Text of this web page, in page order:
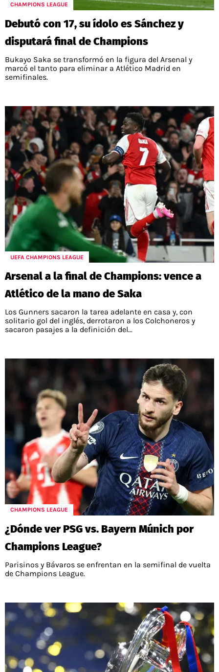
PALESTINO
UNION ESPAÑOLA
CAMPEONATO NACIONAL
GUÍAS
PRONÓSTICOS
APUESTA DEL DÍA
FÚTBOL INTERNACIONAL
COPA LIBERTADORES
COPA SUDAMERICANA
PREMIER LEAGUE
CHAMPIONS LEAGUE
EUROPA LEAGUE
SERIE A
LA LIGA
CHILENOS POR EL MUNDO
ALEXIS SANCHEZ
DAMIAN PIZARRO
MERCADO DE FICHAJES
TENIS
FEMENINO
QUIENES SOMOS
STAFF
TÉRMINOS Y CONDICIONES
AGENDA
POLÍTICAS DE PRIVACIDAD
POLÍTICA EDITORIAL
PUBLICIDAD / ADS
AD CHOICES
ENTREVISTAS
SELECCIÓN CHILENA
COLO COLO
UNIVERSIDAD DE CHILE
UNIVERSIDAD CATÓLICA
CAMPEONATO NACIONAL
RESULTADOS
TABLA DE POSICIONES
APUESTAS
Términos y Condiciones
Políticas de Privacidad
RedGol, al igual que Futbol Sites, es una
compañía perteneciente a Better Collective.
Todos los derechos reservados
CHAMPIONS LEAGUE
Debutó con 17, su ídolo es Sánchez y
disputará final de Champions
Bukayo Saka se transformó en la figura del Arsenal y
marcó el tanto para eliminar a Atlético Madrid en
semifinales.
UEFA CHAMPIONS LEAGUE
Arsenal a la final de Champions: vence a
Atlético de la mano de Saka
Los Gunners sacaron la tarea adelante en casa y, con
solitario gol del inglés, derrotaron a los Colchoneros y
sacaron pasajes a la definición del...
CHAMPIONS LEAGUE
¿Dónde ver PSG vs. Bayern Múnich por
Champions League?
Parisinos y Bávaros se enfrentan en la semifinal de vuelta
de Champions League.